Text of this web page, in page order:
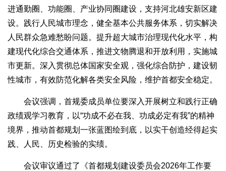
进通勤圈、功能圈、产业协同圈建设，支持河北雄安新区建
设。践行人民城市理念，健全基本公共服务体系，切实解决
人民群众急难愁盼问题。提升超大城市治理现代化水平，构
建现代化综合交通体系，推进文物腾退和开放利用，实施城
市更新。深入贯彻总体国家安全观，强化综合防护，建设韧
性城市，有效防范化解各类安全风险，维护首都安全稳定。
会议强调，首规委成员单位要深入开展树立和践行正确
政绩观学习教育，以“功成不必在我、功成必定有我”的精神
境界，推动首都规划一张蓝图绘到底，以实干创造经得起实
践、人民、历史检验的实绩。
会议审议通过了《首都规划建设委员会2026年工作要